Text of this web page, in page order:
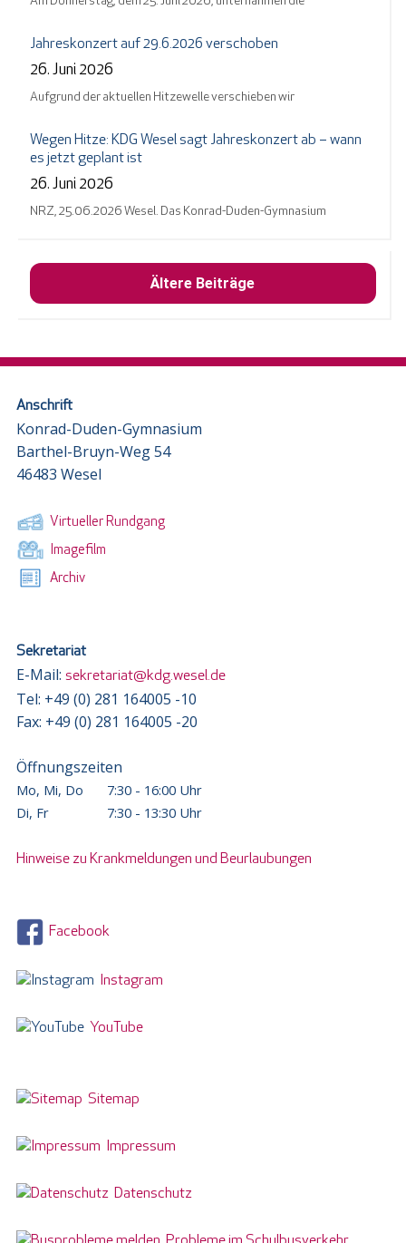
Jahreskonzert auf 29.6.2026 verschoben
26. Juni 2026
Aufgrund der aktuellen Hitzewelle verschieben wir
Wegen Hitze: KDG Wesel sagt Jahreskonzert ab – wann
es jetzt geplant ist
26. Juni 2026
NRZ, 25.06.2026 Wesel. Das Konrad-Duden-Gymnasium
Ältere Beiträge
Anschrift
Konrad-Duden-Gymnasium
Barthel-Bruyn-Weg 54
46483 Wesel
Virtueller Rundgang
Imagefilm
Archiv
Sekretariat
E-Mail: sekretariat@kdg.wesel.de
Tel: +49 (0) 281 164005 -10
Fax: +49 (0) 281 164005 -20
Öffnungszeiten
Mo, Mi, Do
7:30 - 16:00 Uhr
Di, Fr
7:30 - 13:30 Uhr
Hinweise zu Krankmeldungen und Beurlaubungen
Facebook
Instagram
YouTube
Sitemap
Impressum
Datenschutz